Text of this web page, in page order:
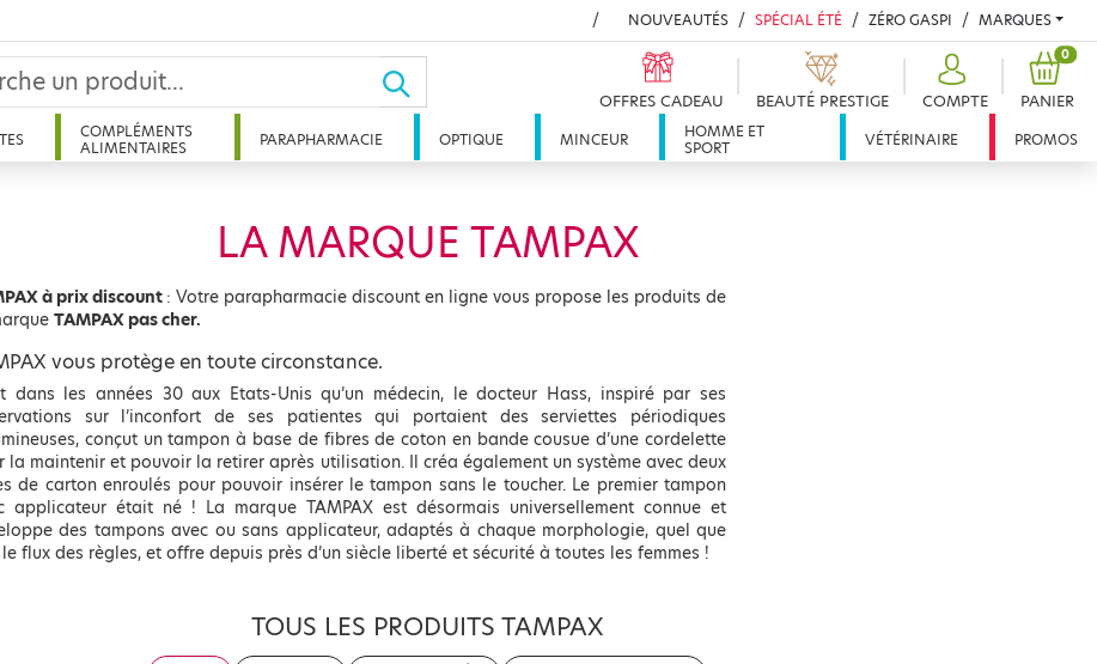
NOUVEAUTÉS SPÉCIAL ÉTÉ ZÉRO GASPI MARQUES
OFFRES CADEAU BEAUTÉ PRESTIGE COMPTE PANIER
0
COMPLÉMENTS
ALIMENTAIRES
PARAPHARMACIE OPTIQUE MINCEUR
HOMME ET
SPORT
VÉTÉRINAIRE PROMOS
LA MARQUE TAMPAX
à prix discount : Votre parapharmacie discount en ligne vous propose les produits de
TAMPAX pas cher.
vous protège en toute circonstance.
dans les années 30 aux Etats-Unis qu’un médecin, le docteur Hass, inspiré par ses
sur l’inconfort de ses patientes qui portaient des serviettes périodiques
conçut un tampon à base de fibres de coton en bande cousue d’une cordelette
la maintenir et pouvoir la retirer après utilisation. Il créa également un système avec deux
de carton enroulés pour pouvoir insérer le tampon sans le toucher. Le premier tampon
applicateur était né ! La marque TAMPAX est désormais universellement connue et
des tampons avec ou sans applicateur, adaptés à chaque morphologie, quel que
flux des règles, et offre depuis près d’un siècle liberté et sécurité à toutes les femmes !
TOUS LES PRODUITS TAMPAX